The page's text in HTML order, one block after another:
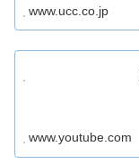
www.ucc.co.jp
www.youtube.com